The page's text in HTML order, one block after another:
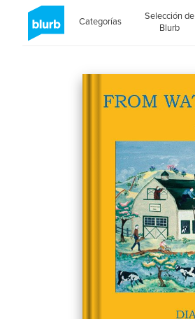
Categorías
Selección de
Blurb